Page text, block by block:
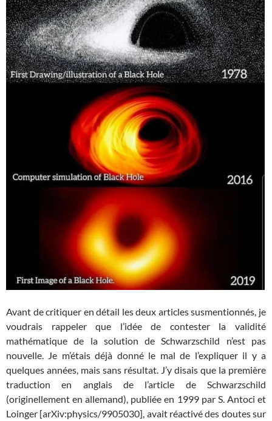
Avant de critiquer en détail les deux articles susmentionnés, je
voudrais rappeler que l’idée de contester la validité
mathématique de la solution de Schwarzschild n’est pas
nouvelle. Je m’étais déjà donné le mal de l’expliquer il y a
quelques années, mais sans résultat. J’y disais que la première
traduction en anglais de l’article de Schwarzschild
(originellement en allemand), publiée en 1999 par S. Antoci et
Loinger [arXiv:physics/9905030], avait réactivé des doutes sur